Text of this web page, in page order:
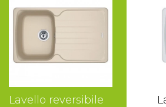
Lavello reversibile